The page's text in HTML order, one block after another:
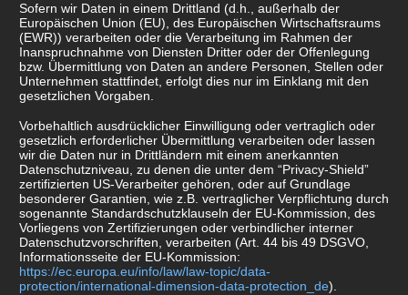
Sofern wir Daten in einem Drittland (d.h., außerhalb der
Europäischen Union (EU), des Europäischen Wirtschaftsraums
(EWR)) verarbeiten oder die Verarbeitung im Rahmen der
Inanspruchnahme von Diensten Dritter oder der Offenlegung
bzw. Übermittlung von Daten an andere Personen, Stellen oder
Unternehmen stattfindet, erfolgt dies nur im Einklang mit den
gesetzlichen Vorgaben.
Vorbehaltlich ausdrücklicher Einwilligung oder vertraglich oder
gesetzlich erforderlicher Übermittlung verarbeiten oder lassen
wir die Daten nur in Drittländern mit einem anerkannten
Datenschutzniveau, zu denen die unter dem “Privacy-Shield”
zertifizierten US-Verarbeiter gehören, oder auf Grundlage
besonderer Garantien, wie z.B. vertraglicher Verpflichtung durch
sogenannte Standardschutzklauseln der EU-Kommission, des
Vorliegens von Zertifizierungen oder verbindlicher interner
Datenschutzvorschriften, verarbeiten (Art. 44 bis 49 DSGVO,
Informationsseite der EU-Kommission:
https://ec.europa.eu/info/law/law-topic/data-
protection/international-dimension-data-protection_de).